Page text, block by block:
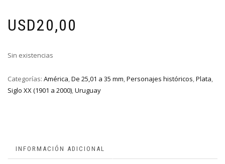
USD20,00
Sin existencias
Categorías: América,De 25,01 a 35 mm,Personajes históricos,Plata,
Siglo XX (1901 a 2000),Uruguay
INFORMACIÓN ADICIONAL